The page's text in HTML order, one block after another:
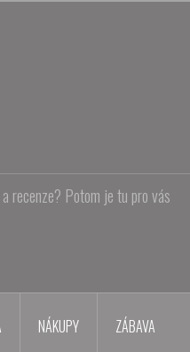
recenze? Potom je tu pro vás
NÁKUPY ZÁBAVA